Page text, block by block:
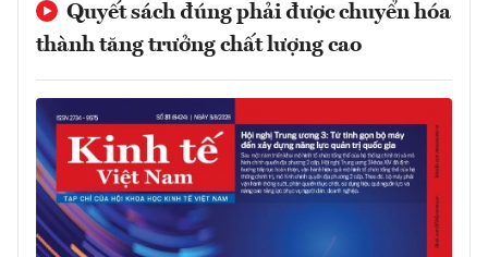
Quyết sách đúng phải được chuyển hóa
thành tăng trưởng chất lượng cao